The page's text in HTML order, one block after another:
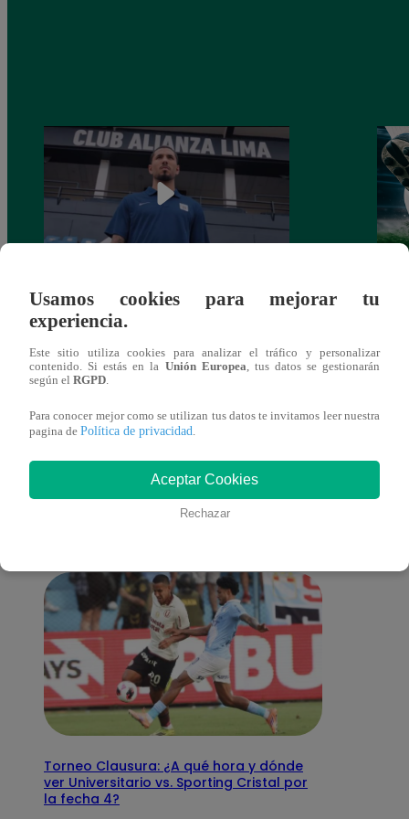
Alianza Lima: así anunció a Sergio Peña
como nuevo fichaje para el Torneo
También te puede
interesar
Torneo Clausura: ¿A qué hora y dónde
ver Universitario vs. Sporting Cristal por
la fecha 4?
Usamos cookies para mejorar tu
experiencia.
Este sitio utiliza cookies para analizar el tráfico y personalizar
contenido. Si estás en la Unión Europea, tus datos se gestionarán
según el RGPD.
Para conocer mejor como se utilizan tus datos te invitamos leer nuestra
pagina de Política de privacidad.
Aceptar Cookies
Rechazar